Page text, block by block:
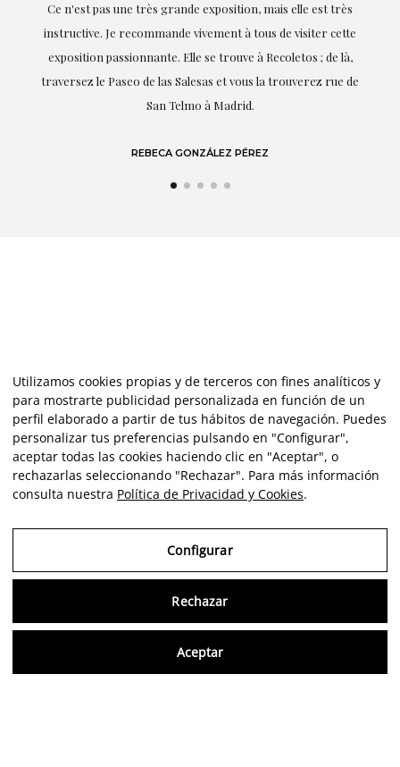
Ce n'est pas une très grande exposition, mais elle est très
instructive. Je recommande vivement à tous de visiter cette
exposition passionnante. Elle se trouve à Recoletos ; de là,
traversez le Paseo de las Salesas et vous la trouverez rue de
San Telmo à Madrid.
REBECA GONZÁLEZ PÉREZ
Utilizamos cookies propias y de terceros con fines analíticos y
para mostrarte publicidad personalizada en función de un
perfil elaborado a partir de tus hábitos de navegación. Puedes
personalizar tus preferencias pulsando en "Configurar",
aceptar todas las cookies haciendo clic en "Aceptar", o
rechazarlas seleccionando "Rechazar". Para más información
consulta nuestra Política de Privacidad y Cookies.
Configurar
Rechazar
Aceptar